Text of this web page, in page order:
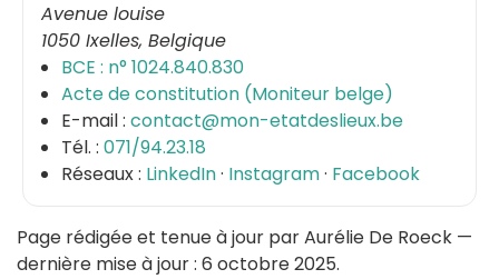
Avenue louise
1050 Ixelles, Belgique
BCE : n° 1024.840.830
Acte de constitution (Moniteur belge)
E-mail : contact@mon-etatdeslieux.be
Tél. : 071/94.23.18
Réseaux : LinkedIn· Instagram· Facebook
Page rédigée et tenue à jour parAurélie De Roeck —
dernière mise à jour : 6 octobre 2025.